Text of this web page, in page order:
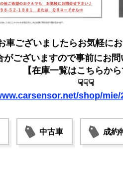
車ございましたらお気軽に
ございますので事前にお
【在庫一覧はこちらか
☟☟☟
shop/
中古車 成約